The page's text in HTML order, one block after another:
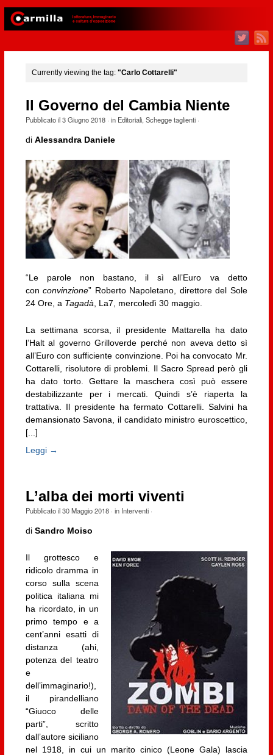
Currently viewing the tag: "Carlo Cottarelli"
Il Governo del Cambia Niente
Pubblicato il3 Giugno 2018· in Editoriali, Schegge taglienti·
di Alessandra Daniele
“Le parole non bastano, il sì all’Euro va detto
conconvinzione” Roberto Napoletano, direttore del Sole
24 Ore, a Tagadà, La7, mercoledì 30 maggio.
La settimana scorsa, il presidente Mattarella ha dato
l’Halt al governo Grilloverde perché non aveva detto sì
all’Euro con sufficiente convinzione. Poi ha convocato Mr.
Cottarelli, risolutore di problemi. Il Sacro Spread però gli
ha dato torto. Gettare la maschera così può essere
destabilizzante per i mercati. Quindi s’è riaperta la
trattativa. Il presidente ha fermato Cottarelli. Salvini ha
demansionato Savona, il candidato ministro euroscettico,
[...]
Leggi →
L’alba dei morti viventi
Pubblicato il30 Maggio 2018· in Interventi·
di Sandro Moiso
Il grottesco e
ridicolo dramma in
corso sulla scena
politica italiana mi
ha ricordato, in un
primo tempo e a
cent’anni esatti di
distanza (ahi,
potenza del teatro
e
dell’immaginario!),
il pirandelliano
“Giuoco delle
parti”, scritto
dall’autore siciliano
nel 1918, in cui un marito cinico (Leone Gala) lascia